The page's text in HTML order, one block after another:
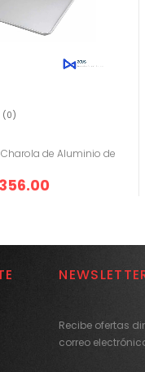
(0)
Charola de Aluminio de
Recibe ofertas
correo